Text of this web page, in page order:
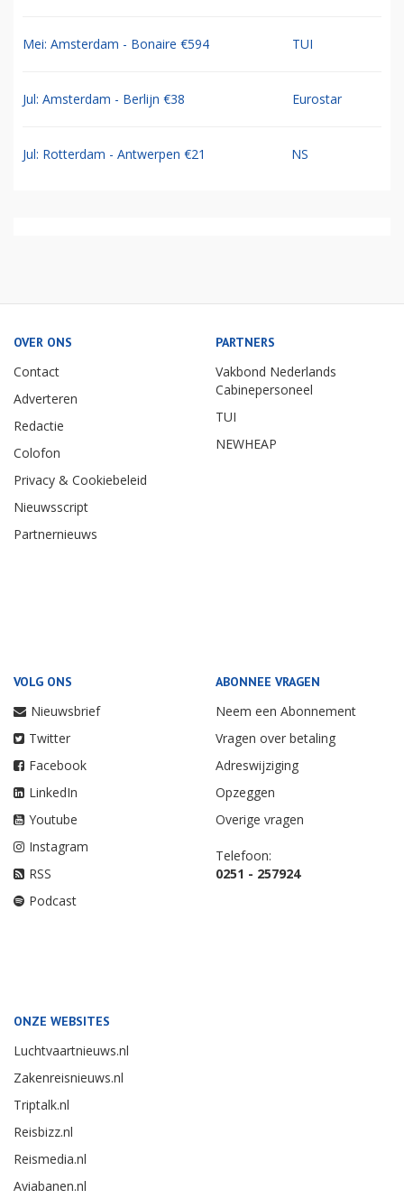
Mei: Amsterdam - Bonaire €594 TUI
Jul: Amsterdam - Berlijn €38 Eurostar
Jul: Rotterdam - Antwerpen €21 NS
OVER ONS
Contact
Adverteren
Redactie
Colofon
Privacy & Cookiebeleid
Nieuwsscript
Partnernieuws
PARTNERS
Vakbond Nederlands
Cabinepersoneel
TUI
NEWHEAP
VOLG ONS
Nieuwsbrief
Twitter
Facebook
LinkedIn
Youtube
Instagram
RSS
Podcast
ABONNEE VRAGEN
Neem een Abonnement
Vragen over betaling
Adreswijziging
Opzeggen
Overige vragen
Telefoon:
0251 - 257924
ONZE WEBSITES
Luchtvaartnieuws.nl
Zakenreisnieuws.nl
Triptalk.nl
Reisbizz.nl
Reismedia.nl
Aviabanen.nl